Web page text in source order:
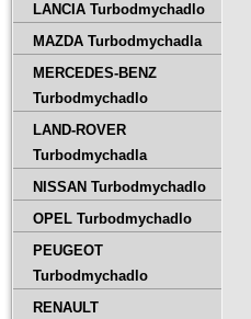
LANCIA Turbodmychadlo
MAZDA Turbodmychadla
MERCEDES-BENZ
Turbodmychadlo
LAND-ROVER
Turbodmychadla
NISSAN Turbodmychadlo
OPEL Turbodmychadlo
PEUGEOT
Turbodmychadlo
RENAULT